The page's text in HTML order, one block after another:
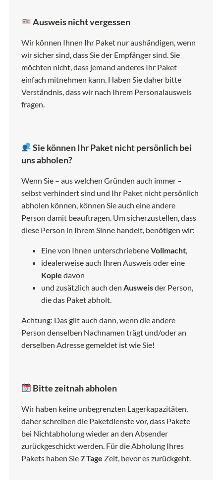
Ausweis nicht vergessen
Wir können Ihnen Ihr Paket nur aushändigen, wenn
wir sicher sind, dass Sie der Empfänger sind. Sie
möchten nicht, dass jemand anderes Ihr Paket
einfach mitnehmen kann. Haben Sie daher bitte
Verständnis, dass wir nach Ihrem Personalausweis
fragen.
Sie können Ihr Paket nicht persönlich bei
uns abholen?
Wenn Sie – aus welchen Gründen auch immer –
selbst verhindert sind und Ihr Paket nicht persönlich
abholen können, können Sie auch eine andere
Person damit beauftragen. Um sicherzustellen, dass
diese Person in Ihrem Sinne handelt, benötigen wir:
Eine von Ihnen unterschriebeneVollmacht,
idealerweise auch Ihren Ausweis oder eine
Kopie davon
und zusätzlich auch den Ausweisder Person,
die das Paket abholt.
Achtung: Das gilt auch dann, wenn die andere
Person denselben Nachnamen trägt und/oder an
derselben Adresse gemeldet ist wie Sie!
Bitte zeitnah abholen
Wir haben keine unbegrenzten Lagerkapazitäten,
daher schreiben die Paketdienste vor, dass Pakete
bei Nichtabholung wieder an den Absender
zurückgeschickt werden. Für die Abholung Ihres
Pakets haben Sie7 Tage Zeit, bevor es zurückgeht.